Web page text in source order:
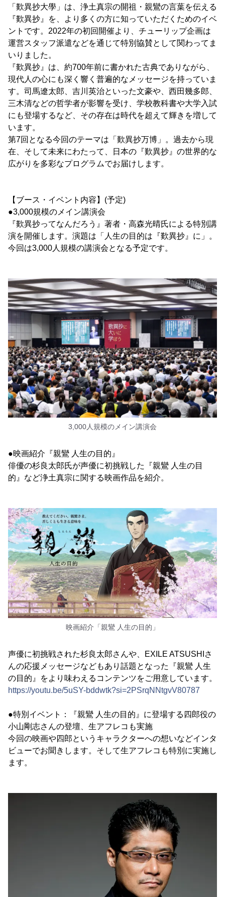
「歎異抄大學」は、浄土真宗の開祖・親鸞の言葉を伝える
『歎異抄』を、より多くの方に知っていただくためのイベ
ントです。2022年の初回開催より、チューリップ企画は
運営スタッフ派遣などを通じて特別協賛として関わってま
いりました。
『歎異抄』は、約700年前に書かれた古典でありながら、
現代人の心にも深く響く普遍的なメッセージを持っていま
す。司馬遼太郎、吉川英治といった文豪や、西田幾多郎、
三木清などの哲学者が影響を受け、学校教科書や大学入試
にも登場するなど、その存在は時代を超えて輝きを増して
います。
第7回となる今回のテーマは「歎異抄万博」。過去から現
在、そして未来にわたって、日本の『歎異抄』の世界的な
広がりを多彩なプログラムでお届けします。
【ブース・イベント内容】(予定)
●3,000規模のメイン講演会
『歎異抄ってなんだろう』著者・高森光晴氏による特別講
演を開催します。演題は「人生の目的は『歎異抄』に」。
今回は3,000人規模の講演会となる予定です。
3,000人規模のメイン講演会
●映画紹介『親鸞 人生の目的』
俳優の杉良太郎氏が声優に初挑戦した『親鸞 人生の目
的』など浄土真宗に関する映画作品を紹介。
映画紹介「親鸞 人生の目的」
声優に初挑戦された杉良太郎さんや、EXILE ATSUSHIさ
んの応援メッセージなどもあり話題となった『親鸞 人生
の目的』をより味わえるコンテンツをご用意しています。
https://youtu.be/5uSY-bddwtk?si=2PSrqNNtgvV80787
●特別イベント：『親鸞 人生の目的』に登場する四郎役の
小山剛志さんの登壇、生アフレコも実施
今回の映画や四郎というキャラクターへの想いなどインタ
ビューでお聞きします。そして生アフレコも特別に実施し
ます。